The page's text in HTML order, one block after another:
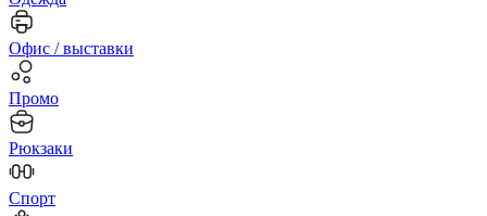
Офис / выставки
Промо
Рюкзаки
Спорт